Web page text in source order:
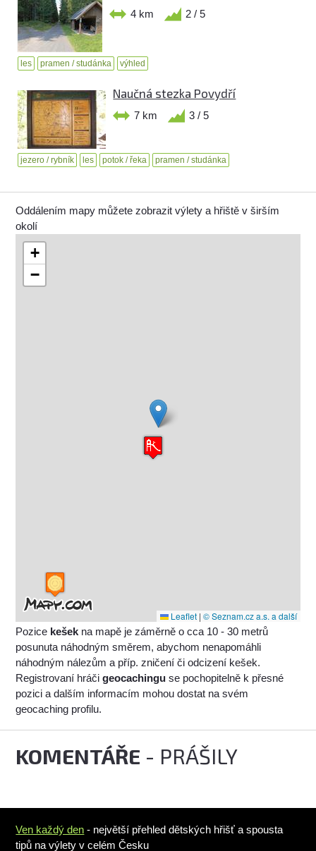
4 km 2 / 5
les pramen / studánka výhled
Naučná stezka Povydří
7 km 3 / 5
jezero / rybník les potok / řeka pramen / studánka
Oddálením mapy můžete zobrazit výlety a hřiště v širším
okolí
+
−
Leaflet | © Seznam.cz a.s. a další
Pozice kešek na mapě je záměrně o cca 10 - 30 metrů
posunuta náhodným směrem, abychom nenapomáhli
náhodným nálezům a příp. zničení či odcizení kešek.
Registrovaní hráčigeocachingu se pochopitelně k přesné
pozici a dalším informacím mohou dostat na svém
geocaching profilu.
KOMENTÁŘE - PRÁŠILY
Ven každý den - největší přehled dětských hřišť a spousta
tipů na výlety v celém Česku